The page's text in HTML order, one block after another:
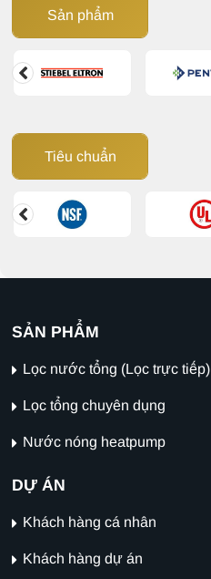
Sản phẩm
Tiêu chuẩn
SẢN PHẨM
Lọc nước tổng (Lọc trực tiếp)
Lọc tổng chuyên dụng
Nước nóng heatpump
DỰ ÁN
Khách hàng cá nhân
Khách hàng dự án